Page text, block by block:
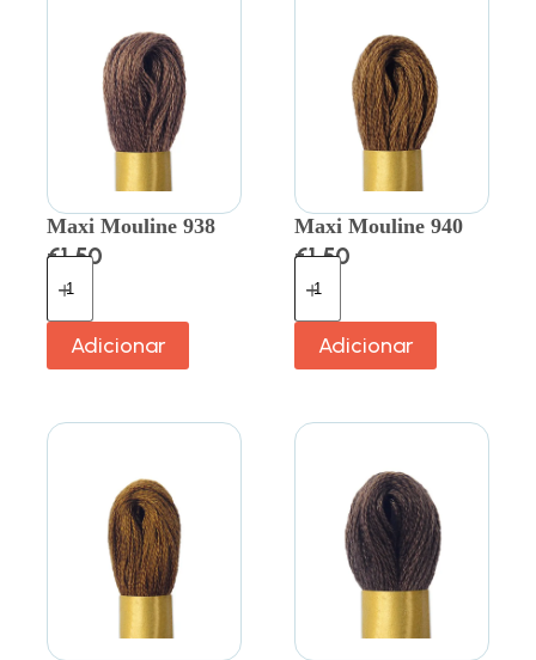
Maxi Mouline 938
€1.50
Adicionar
Maxi Mouline 940
€1.50
Adicionar